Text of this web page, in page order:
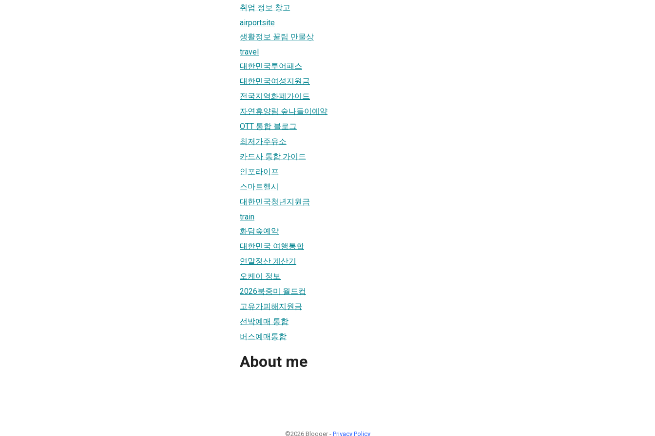
취업 정보 창고
airportsite
생활정보 꿀팁 만물상
travel
대한민국투어패스
대한민국여성지원금
전국지역화폐가이드
자연휴양림 숲나들이예약
OTT 통합 블로그
최저가주유소
카드사 통합 가이드
인포라이프
스마트헬시
대한민국청년지원금
train
화담숲예약
대한민국 여행통합
연말정산 계산기
오케이 정보
2026북중미 월드컵
고유가피해지원금
선박예매 통합
버스예매통합
About me
©2026 Blogger - Privacy Policy